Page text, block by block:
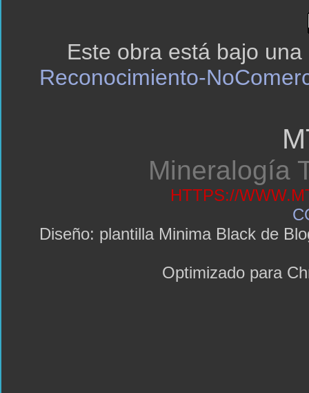
Este obra está bajo una
Reconocimiento-
Mineralogía
HTTPS://
Diseño: plantilla Minima Black de
Optimizado para